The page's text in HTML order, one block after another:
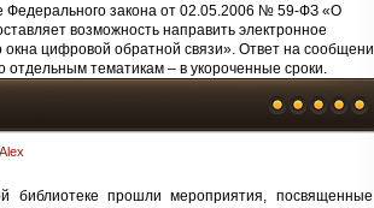
закона от 02.05.2006 № 59-ФЗ «О
возможность направить электронное
цифровой обратной связи». Ответ на
отдельным тематикам – в укороченные сроки.
Alex
библиотеке прошли мероприятия, посвященные